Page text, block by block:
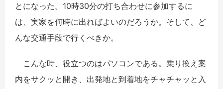
とになった。10時30分の打ち合わせに参加するに
は、実家を何時に出ればよいのだろうか。そして、ど
んな交通手段で行くべきか。
こんな時、役立つのはパソコンである。乗り換え案
内をサクッと開き、出発地と到着地をチャチャッと入